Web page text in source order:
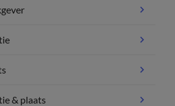
& plaats